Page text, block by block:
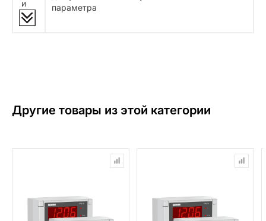
и
параметра
Другие товары из этой категории